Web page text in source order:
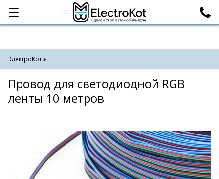
Категории Поиск
ЭлектроКот
Провод для светодиодной RGB
ленты 10 метров